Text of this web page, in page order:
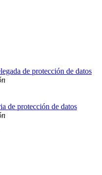
de protección de datos
de protección de datos